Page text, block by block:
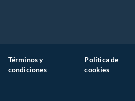
Términos y
condiciones
Política de
cookies